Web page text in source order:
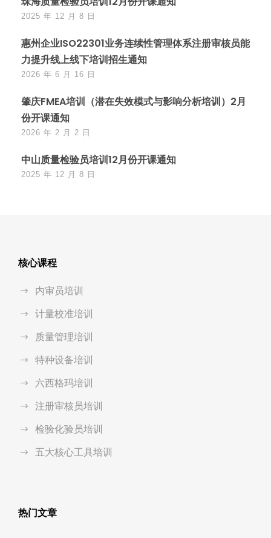
2025 年 12 月 8 日
惠州企业ISO22301业务连续性管理体系注册审核员能
力提升线上线下培训招生通知
2026 年 6 月 16 日
肇庆FMEA培训（潜在失效模式与影响分析培训）2月
份开课通知
2026 年 2 月 2 日
中山质量检验员培训12月份开课通知
2025 年 12 月 8 日
核心课程
内审员培训
计量校准培训
质量管理培训
特种设备培训
六西格玛培训
注册审核员培训
检验化验员培训
五大核心工具培训
热门文章